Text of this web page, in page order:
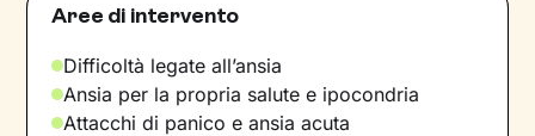
Aree di intervento
Difficoltà legate all’ansia
Ansia per la propria salute e ipocondria
Attacchi di panico e ansia acuta